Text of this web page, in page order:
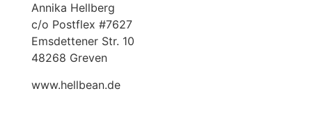
Annika Hellberg
c/o Postflex #7627
Emsdettener Str. 10
48268 Greven
www.hellbean.de